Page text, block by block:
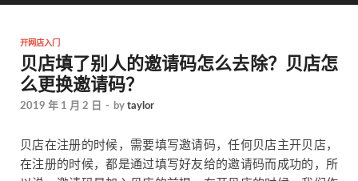
开网店入门
贝店填了别人的邀请码怎么去除？贝店怎
么更换邀请码？
2019 年 1 月 2 日 - by taylor
贝店在注册的时候，需要填写邀请码，任何贝店主开贝店，
在注册的时候，都是通过填写好友给的邀请码而成功的，所